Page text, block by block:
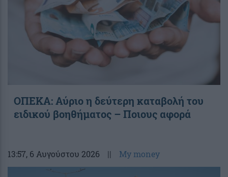
ΟΠΕΚΑ: Αύριο η δεύτερη καταβολή του
ειδικού βοηθήματος – Ποιους αφορά
13:57, 6 Αυγούστου 2026 || My money